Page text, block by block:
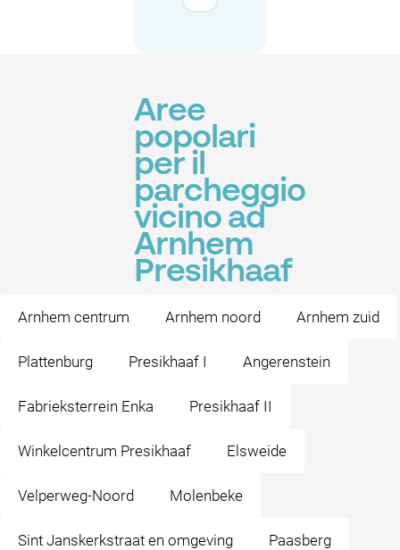
Aree
popolari
per il
parcheggio
vicino ad
Arnhem
Presikhaaf
Arnhem centrum Arnhem noord Arnhem zuid
Plattenburg Presikhaaf I Angerenstein
Fabrieksterrein Enka Presikhaaf II
Winkelcentrum Presikhaaf Elsweide
Velperweg-Noord Molenbeke
Sint Janskerkstraat en omgeving Paasberg